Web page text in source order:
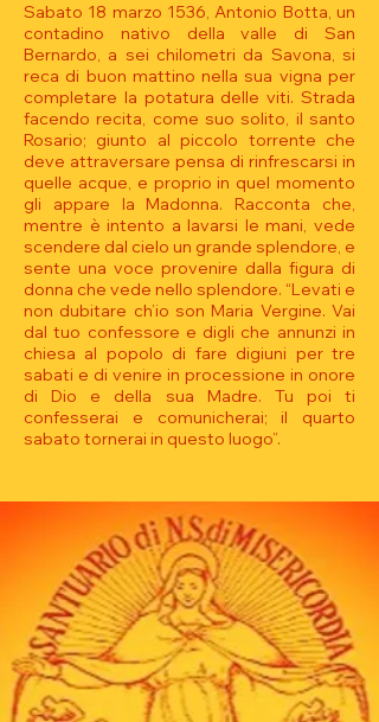
Sabato 18 marzo 1536, Antonio Botta, un
contadino nativo della valle di San
Bernardo, a sei chilometri da Savona, si
reca di buon mattino nella sua vigna per
completare la potatura delle viti. Strada
facendo recita, come suo solito, il santo
Rosario; giunto al piccolo torrente che
deve attraversare pensa di rinfrescarsi in
quelle acque, e proprio in quel momento
gli appare la Madonna. Racconta che,
mentre è intento a lavarsi le mani, vede
scendere dal cielo un grande splendore, e
sente una voce provenire dalla figura di
donna che vede nello splendore. “Levati e
non dubitare ch’io son Maria Vergine. Vai
dal tuo confessore e digli che annunzi in
chiesa al popolo di fare digiuni per tre
sabati e di venire in processione in onore
di Dio e della sua Madre. Tu poi ti
confesserai e comunicherai; il quarto
sabato tornerai in questo luogo”.